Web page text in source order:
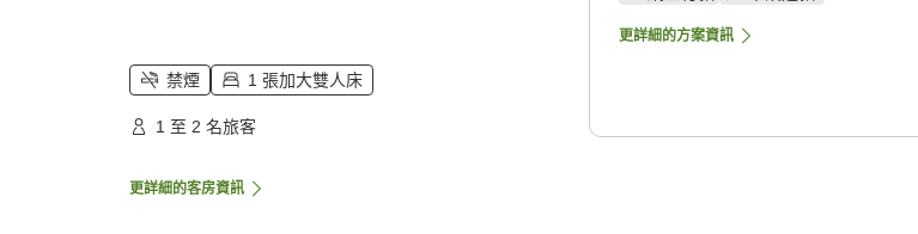
禁煙 1 張加大雙人床
1 至 2 名旅客
更詳細的客房資訊
更詳細的方案資訊